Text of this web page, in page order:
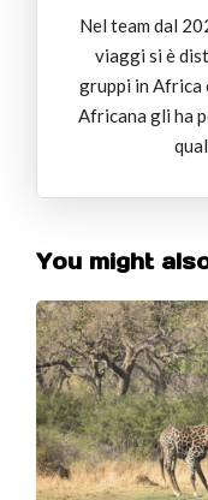
Nel team dal
viaggi si è
gruppi in Africa
Africana gli ha
You might